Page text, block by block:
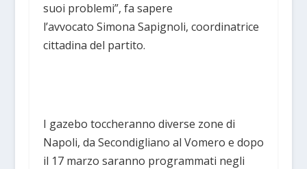
suoi problemi”, fa sapere
l’avvocato Simona Sapignoli, coordinatrice
cittadina del partito.
I gazebo toccheranno diverse zone di
Napoli, da Secondigliano al Vomero e dopo
il 17 marzo saranno programmati negli